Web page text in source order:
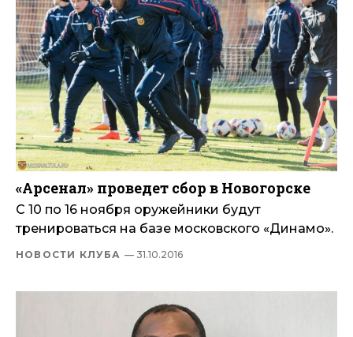
«Арсенал» проведет сбор в Новогорске
С 10 по 16 ноября оружейники будут
тренироваться на базе московского «Динамо».
НОВОСТИ КЛУБА — 31.10.2016